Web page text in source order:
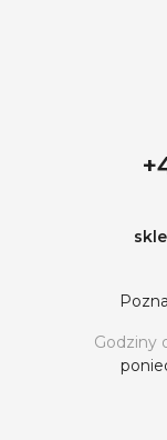
Godziny